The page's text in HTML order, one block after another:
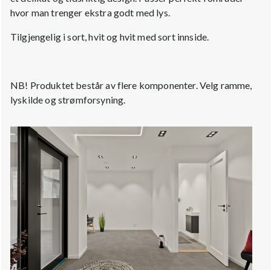
hvor man trenger ekstra godt med lys.
Tilgjengelig i sort, hvit og hvit med sort innside.
NB! Produktet består av flere komponenter. Velg ramme,
lyskilde og strømforsyning.